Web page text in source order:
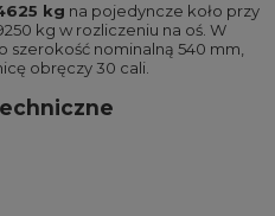
kg na pojedyncze koło przy
kg w rozliczeniu na oś. W
szerokość nominalną 540 mm,
obręczy 30 cali.